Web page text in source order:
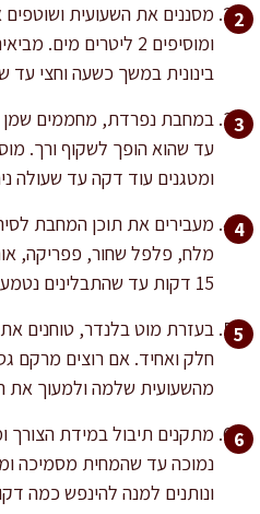
מסננים את השעועית
ומוסיפים 2 ליטרים
בינונית במשך כשעה וחצי עד
במחבת נפרדת, מחממים שמן
עד שהוא הופך לשקוף ורך.
ומטגנים עוד דקה עד שעולה
מעבירים את תוכן המחבת
מלח, פלפל שחור, פפריקה,
15 דקות עד שהתבלינים נטמעים היטב בטעמים.
בעזרת מוט בלנדר, טוחנים
חלק ואחיד. אם רוצים מרקם
מהשעועית שלמה ולמעוך את
נמוכה עד שהמחית מסמיכה
ונותנים למנה להינפש כמה